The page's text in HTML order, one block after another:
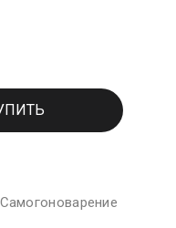
Самогоноварение